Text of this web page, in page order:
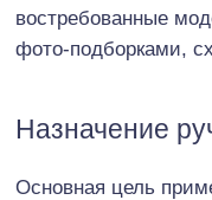
востребованные
фото-подборками,
Назначение
Основная цель